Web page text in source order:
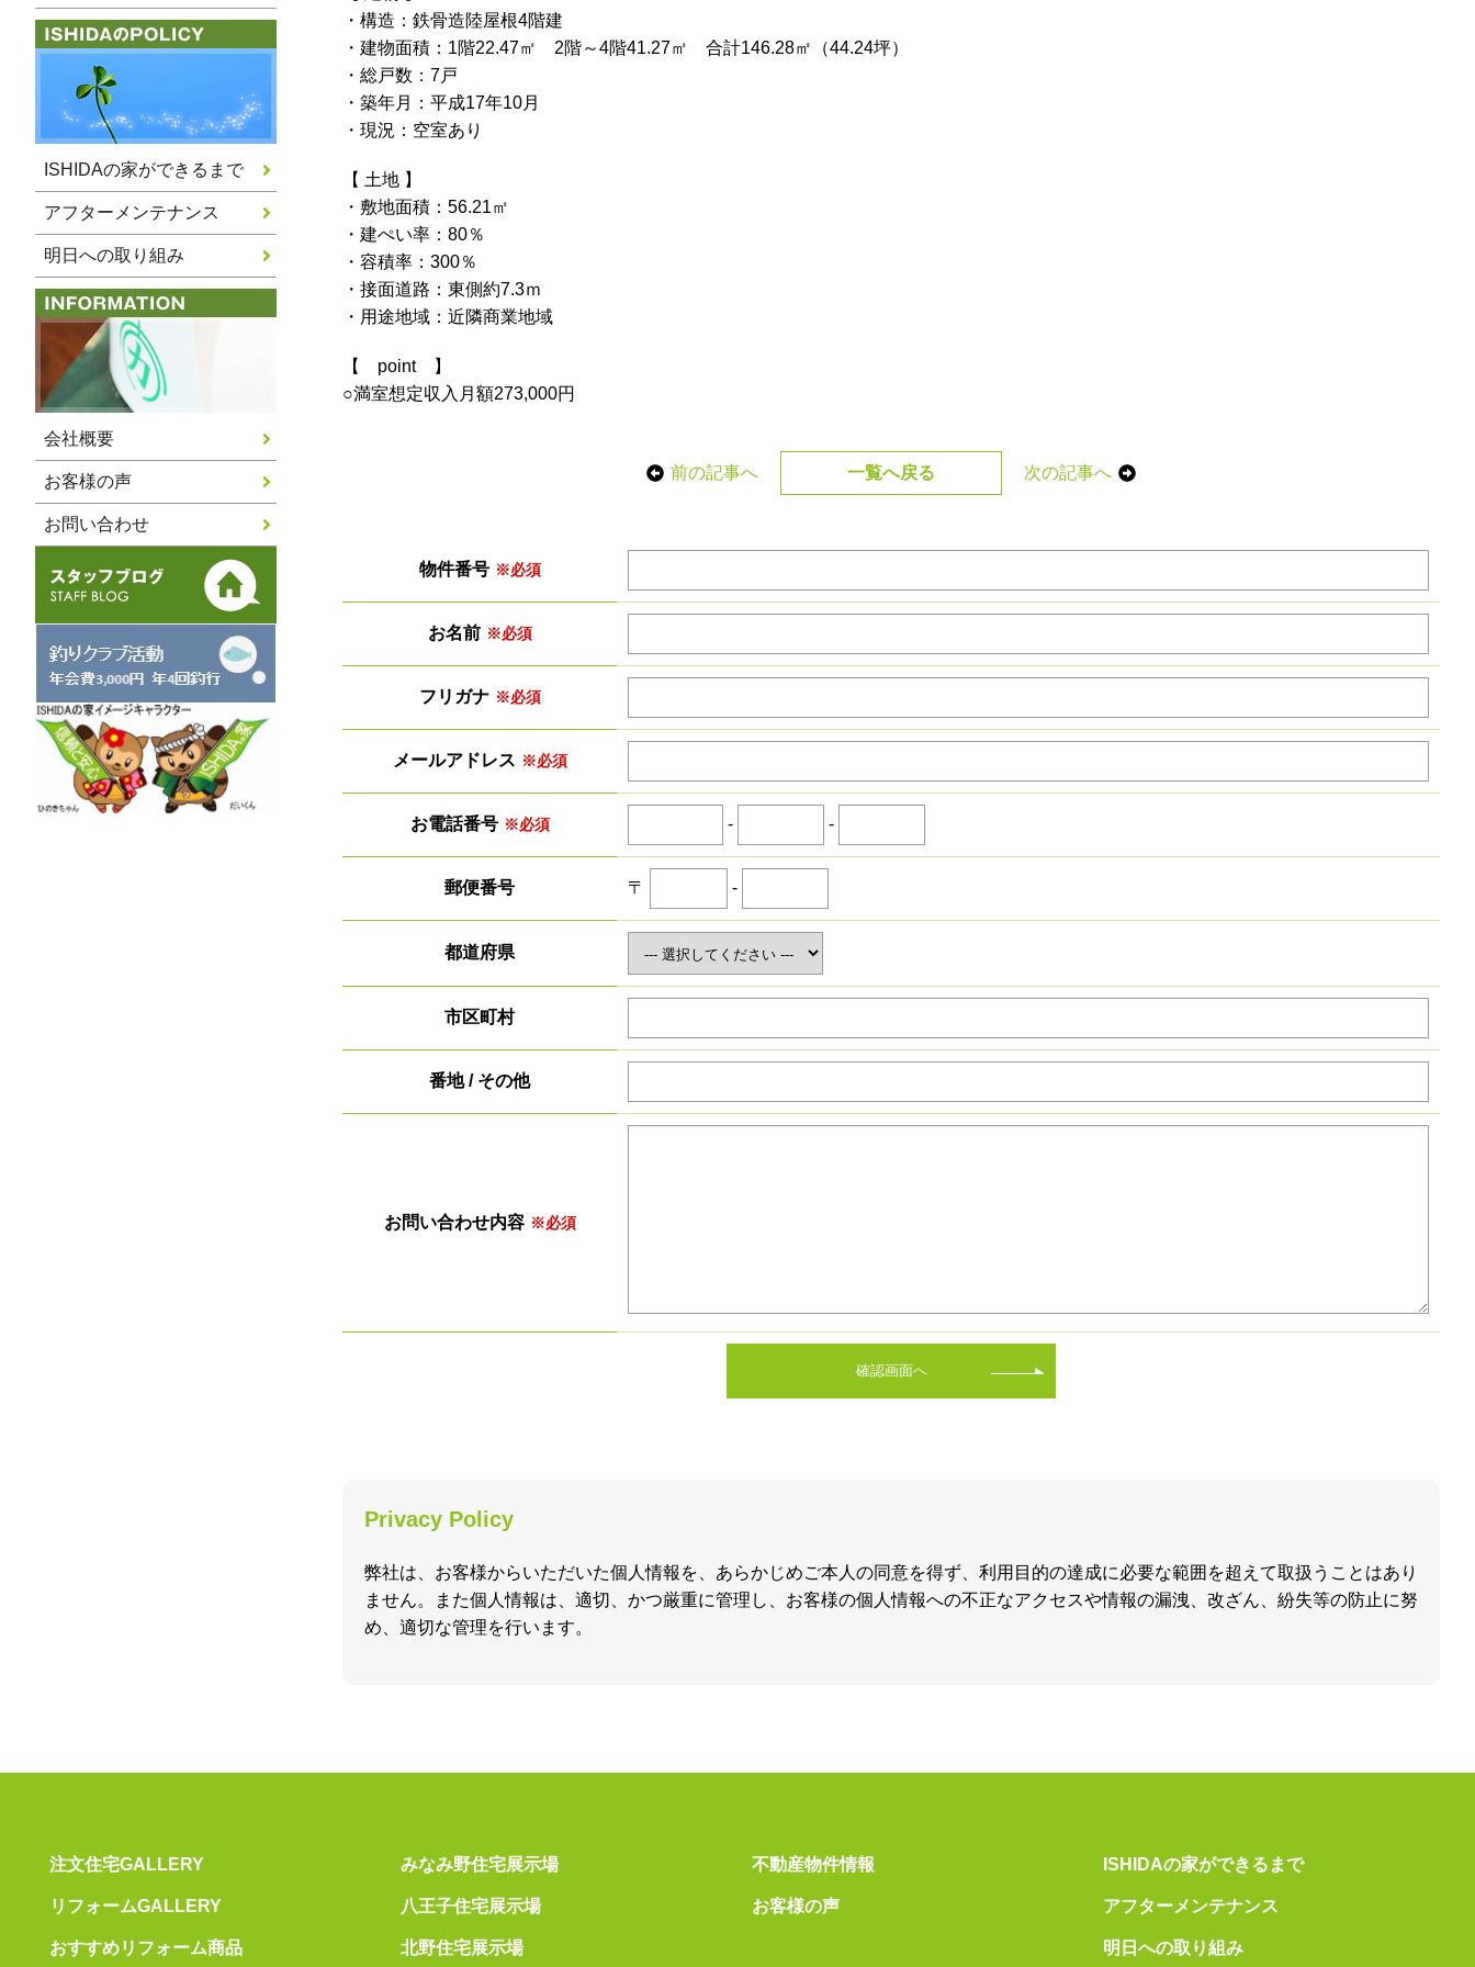
ISHIDAの家ができるまで
アフターメンテナンス
明日への取り組み
会社概要
お客様の声
お問い合わせ
・構造：鉄骨造陸屋根4階建
・建物面積：1階22.47㎡ 2階～4階41.27㎡ 合計146.28㎡（44.24坪）
・総戸数：7戸
・築年月：平成17年10月
・現況：空室あり
【 土地 】
・敷地面積：56.21㎡
・建ぺい率：80％
・容積率：300％
・接面道路：東側約7.3ｍ
・用途地域：近隣商業地域
【 point 】
○満室想定収入月額273,000円
前の記事へ 一覧へ戻る 次の記事へ
物件番号 ※必須
お名前 ※必須
フリガナ ※必須
メールアドレス ※必須
お電話番号 ※必須 - -
郵便番号 〒 -
都道府県
市区町村
番地 / その他
お問い合わせ内容 ※必須
確認画面へ
Privacy Policy
弊社は、お客様からいただいた個人情報を、あらかじめご本人の同意を得ず、利用目的の達成に必要な範囲を超えて取扱うことはあり
ません。また個人情報は、適切、かつ厳重に管理し、お客様の個人情報への不正なアクセスや情報の漏洩、改ざん、紛失等の防止に努
め、適切な管理を行います。
注文住宅GALLERY
リフォームGALLERY
おすすめリフォーム商品
みなみ野住宅展示場
八王子住宅展示場
北野住宅展示場
不動産物件情報
お客様の声
ISHIDAの家ができるまで
アフターメンテナンス
明日への取り組み